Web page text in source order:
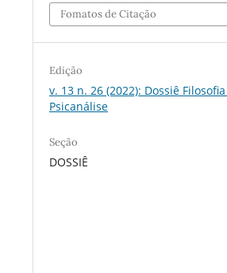
Fomatos de Citação
Edição
v. 13 n. 26 (2022): Dossiê
Psicanálise
Seção
DOSSIÊ